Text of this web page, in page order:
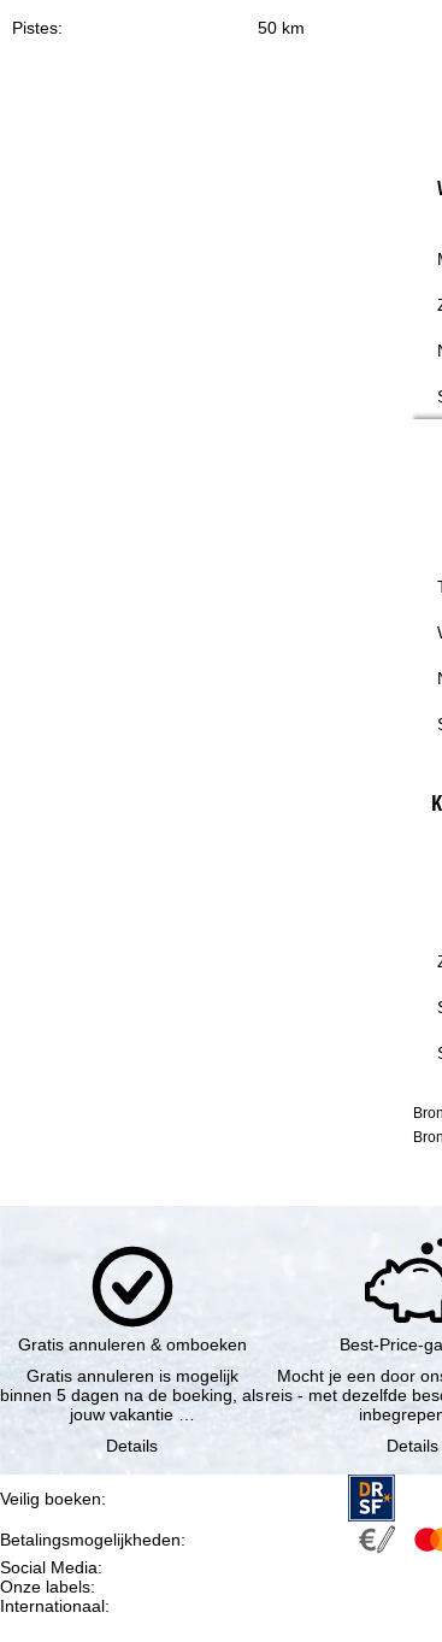
Pistes: 50 km
Gratis annuleren & omboeken
Gratis annuleren is mogelijk
binnen 5 dagen na de boeking, als
jouw vakantie …
Details
Best-Price-
Mocht je een door
reis - met dezelfde
Details
Veilig boeken:
Betalingsmogelijkheden:
Social Media:
Onze labels:
Internationaal: